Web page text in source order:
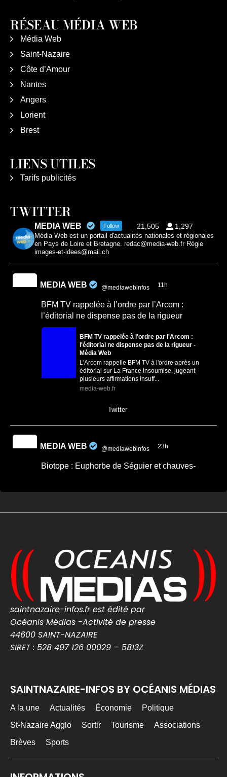
RÉSEAU MÉDIA WEB
Média Web
Saint-Nazaire
Côte d’Amour
Nantes
Angers
Lorient
Brest
LIENS UTILES
Tarifs publicités
TWITTER
MEDIA WEB Follow 21,505 1,297
Média Web est un portail d'actualités nationales et régionales
en Pays de Loire et Bretagne. redac@media-web.fr Régie
images-et-idees@mail.ch
MEDIA WEB @mediawebinfos 11h
BFM TV rappelée à l’ordre par l’Arcom :
l’éditorial ne dispense pas de la rigueur
BFM TV rappelée à l'ordre par l'Arcom :
l'éditorial ne dispense pas de la rigueur -
Média Web
L'Arcom rappelle BFM TV à l'ordre après un
éditorial sur La France insoumise, jugeant
plusieurs affirmations insuff...
media-web.fr
Twitter
MEDIA WEB @mediawebinfos 23h
Biotope : Euphorbe de Séguier et chauves-
Atlantique - Saint...
saintnazaire-infos.fr
0 Twitter
MEDIA WEB @mediawebinfos
Celtiques de Guérande 2026 : le grand rendez-
vous breton revient ce week-end
Celtiques de Guérande 2026 : dates,
programme et artistes attendus pour ce
grand rendez-vous breton avec Fest-Noz et
traditions celtiques.
saintnazaire-infos.fr est édité par
Océanis Médias -Activité de presse
44600 SAINT-NAZAIRE
SIRET : 528 497 126 00029 – 5813Z
SAINTNAZAIRE-INFOS BY OCÉANIS MÉDIAS
A la une Actualités Économie
Politique
St-Nazaire Agglo
Sortir Tourisme
Associations
Brèves
Sports